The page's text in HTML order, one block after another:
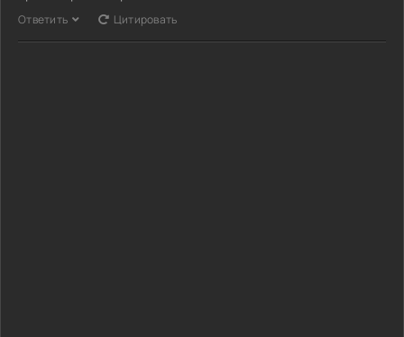
Ответить Цитировать